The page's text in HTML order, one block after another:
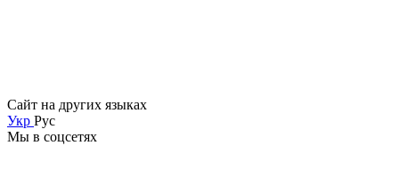
Сайт на других языках
Укр Рус
Мы в соцсетях